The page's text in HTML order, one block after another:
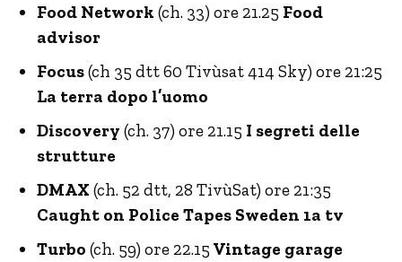
Food Network (ch. 33) ore 21.25 Food
advisor
Focus(ch 35 dtt 60 Tivùsat 414 Sky) ore 21:25
La terra dopo l’uomo
Discovery (ch. 37) ore 21.15 I segreti delle
strutture
DMAX (ch. 52 dtt, 28 TivùSat) ore 21:35
Caught on Police Tapes Sweden 1a tv
Turbo (ch. 59) ore 22.15 Vintage garage